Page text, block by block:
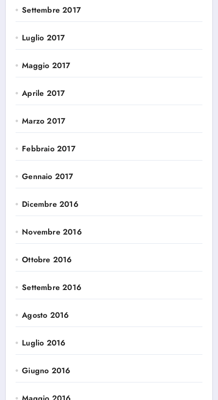
Settembre 2017
Luglio 2017
Maggio 2017
Aprile 2017
Marzo 2017
Febbraio 2017
Gennaio 2017
Dicembre 2016
Novembre 2016
Ottobre 2016
Settembre 2016
Agosto 2016
Luglio 2016
Giugno 2016